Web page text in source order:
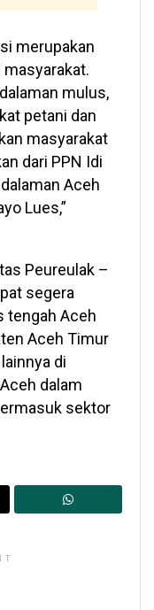
merupakan
mulus,
petani dan
masyarakat
dari PPN Idi
Aceh
Lues,”
Peureulak –
segera
tengah Aceh
Aceh Timur
di
dalam
sektor